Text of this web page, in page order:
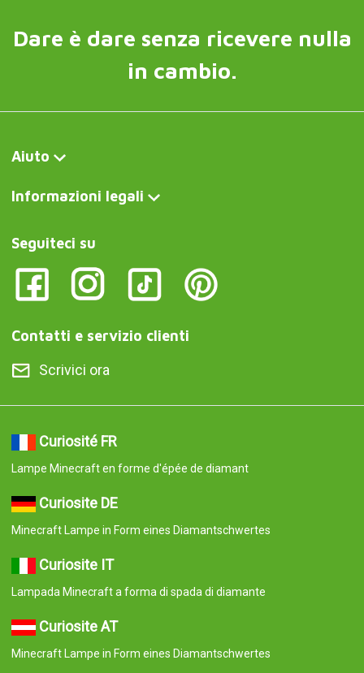
Dare è dare senza ricevere nulla
in cambio.
Aiuto
Informazioni legali
Seguiteci su
Contatti e servizio clienti
Scrivici ora
Curiosité FR
Lampe Minecraft en forme d'épée de diamant
Curiosite DE
Minecraft Lampe in Form eines Diamantschwertes
Curiosite IT
Lampada Minecraft a forma di spada di diamante
Curiosite AT
Minecraft Lampe in Form eines Diamantschwertes